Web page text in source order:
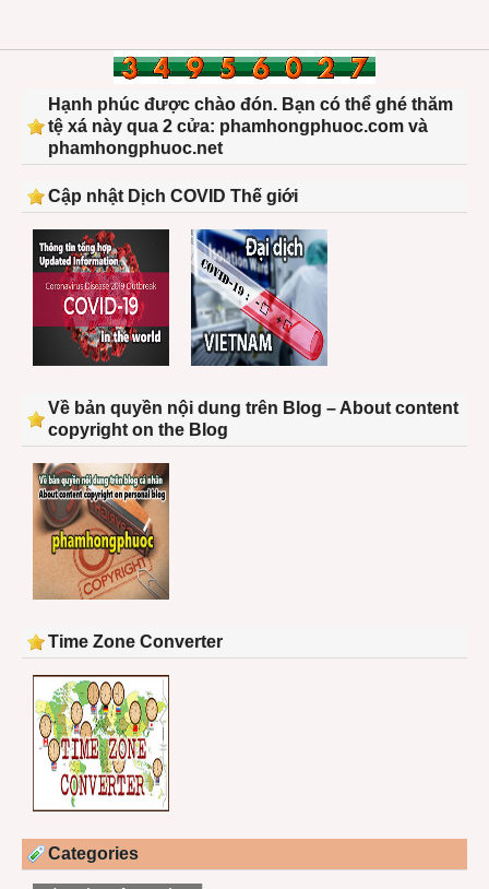
Hạnh phúc được chào đón. Bạn có thể ghé thăm
tệ xá này qua 2 cửa: phamhongphuoc.com và
phamhongphuoc.net
Cập nhật Dịch COVID Thế giới
Về bản quyền nội dung trên Blog – About content
copyright on the Blog
Time Zone Converter
Categories